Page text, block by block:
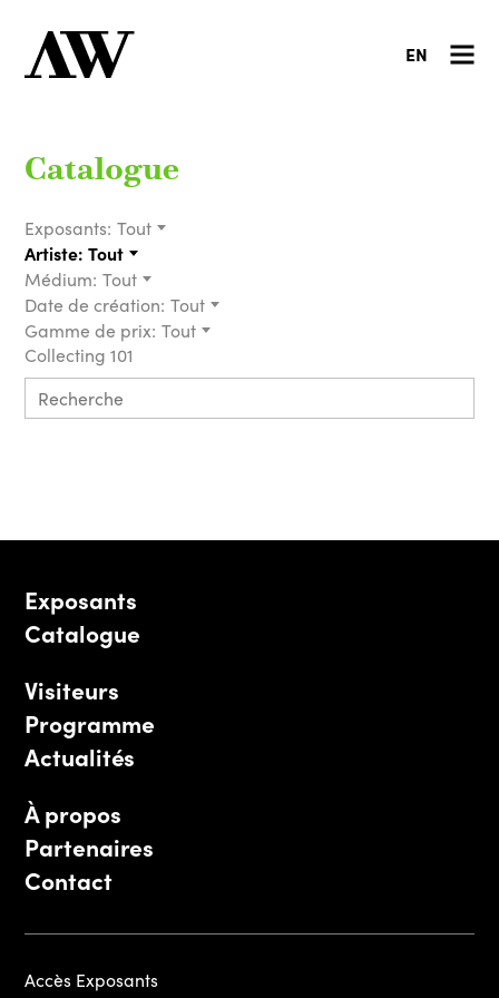
EN
Catalogue
Exposants: Tout
Artiste: Tout
Médium: Tout
Date de création: Tout
Gamme de prix: Tout
Collecting 101
Exposants
Catalogue
Visiteurs
Programme
Actualités
À propos
Partenaires
Contact
Accès Exposants